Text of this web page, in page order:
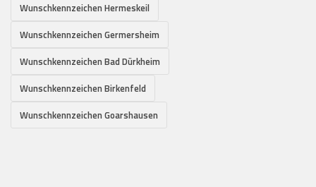
Wunschkennzeichen Hermeskeil
Wunschkennzeichen Germersheim
Wunschkennzeichen Bad Dürkheim
Wunschkennzeichen Birkenfeld
Wunschkennzeichen Goarshausen